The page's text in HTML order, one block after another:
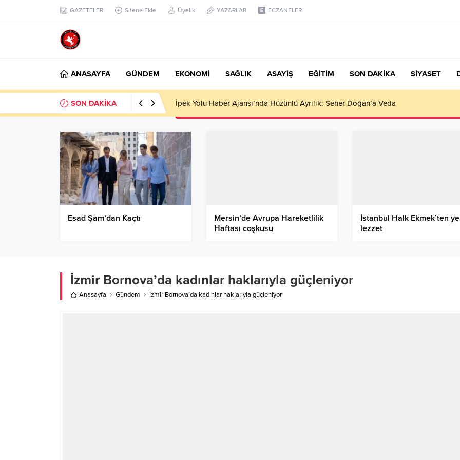
GAZETELER Sitene Ekle Üyelik YAZARLAR ECZANELER
ANASAYFA GÜNDEM EKONOMİ SAĞLIK ASAYİŞ EĞİTİM SON DAKİKA SİYASET
SON DAKİKA Başkan Nihat Öztürk, Şanahan’da Hacı Eryaman’a Misafir Oldu
Esad Şam’dan Kaçtı
Mersin’de Avrupa Hareketlilik
Haftası coşkusu
İstanbul Halk Ekmek’ten
lezzet
İzmir Bornova’da kadınlar haklarıyla güçleniyor
Anasayfa Gündem İzmir Bornova’da kadınlar haklarıyla güçleniyor